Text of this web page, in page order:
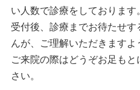
い人数で診療をしております
受付後、診療までお待たせ
んが、ご理解いただきますよ
ご来院の際はどうぞお足も
さい。